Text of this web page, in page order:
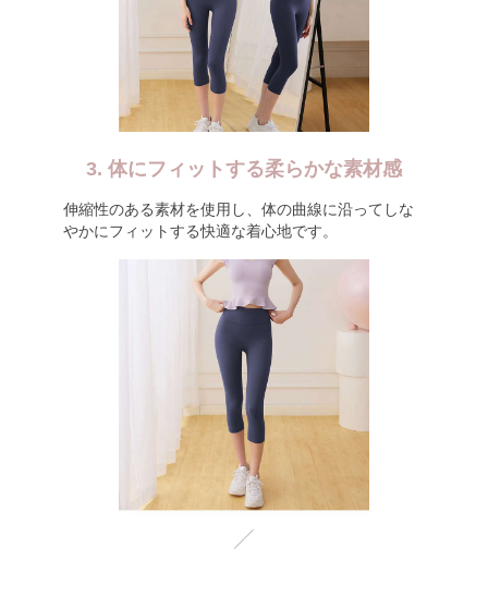
3. 体にフィットする柔らかな素材感
伸縮性のある素材を使用し、体の曲線に沿ってしな
やかにフィットする快適な着心地です。